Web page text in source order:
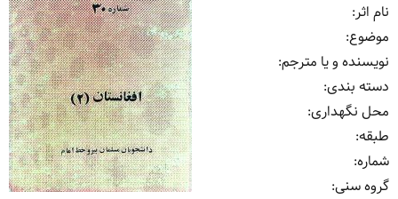
نام اثر:
موضوع:
نویسنده و یا مترجم:
دسته بندی:
محل نگهداری:
طبقه:
شماره:
گروه سنی: